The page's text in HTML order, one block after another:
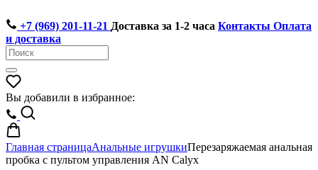
+7 (969) 201-11-21 Доставка за 1-2 часа Контакты Оплата
и доставка
Вы добавили в избранное:
Главная страницаАнальные игрушкиПерезаряжаемая анальная
пробка с пультом управления AN Calyx